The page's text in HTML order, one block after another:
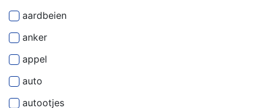
aardbeien
anker
appel
auto
autootjes